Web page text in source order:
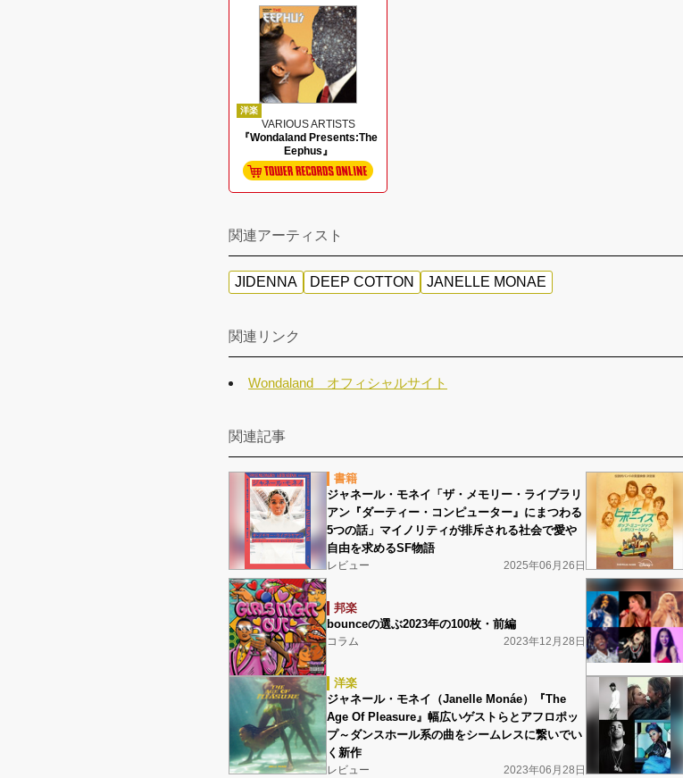
洋楽
VARIOUS ARTISTS
『Wondaland Presents:The
Eephus』
関連アーティスト
JIDENNA DEEP COTTON JANELLE MONAE
関連リンク
Wondaland オフィシャルサイト
関連記事
書籍
ジャネール・モネイ「ザ・メモリー・ライブラリ
アン『ダーティー・コンピューター』にまつわる
5つの話」マイノリティが排斥される社会で愛や
自由を求めるSF物語
レビュー 2025年06月26日
邦楽
bounceの選ぶ2023年の100枚・前編
コラム 2023年12月28日
洋楽
ジャネール・モネイ（Janelle Monáe）『The
Age Of Pleasure』幅広いゲストらとアフロポッ
プ～ダンスホール系の曲をシームレスに繋いでい
く新作
レビュー 2023年06月28日